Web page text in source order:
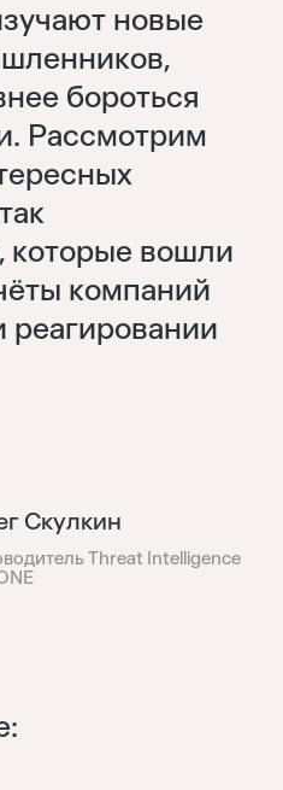
новые
бороться
Рассмотрим
которые вошли
компаний
реагировании
Скулкин
Threat Intelligence